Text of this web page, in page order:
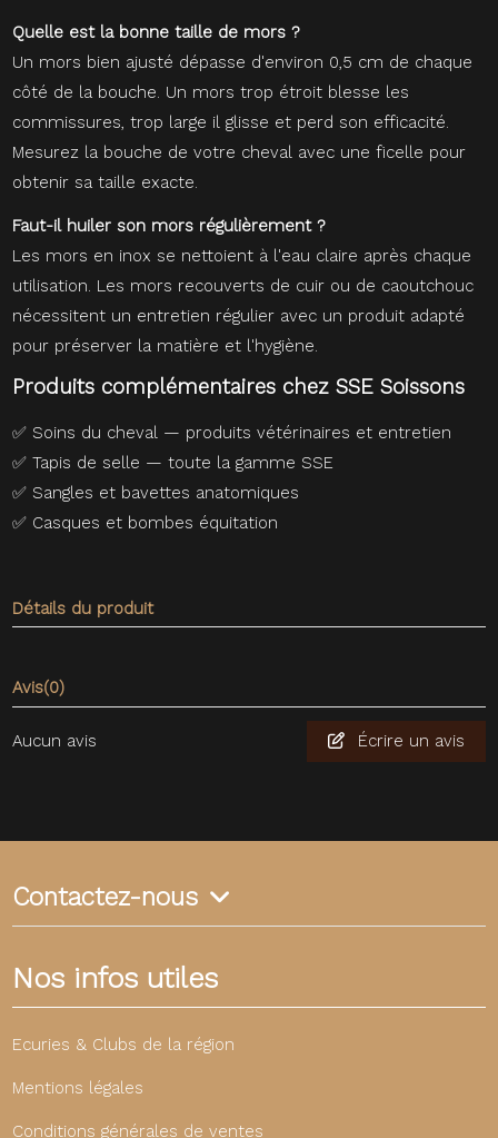
Quelle est la bonne taille de mors ?
Un mors bien ajusté dépasse d'environ 0,5 cm de chaque
côté de la bouche. Un mors trop étroit blesse les
commissures, trop large il glisse et perd son efficacité.
Mesurez la bouche de votre cheval avec une ficelle pour
obtenir sa taille exacte.
Faut-il huiler son mors régulièrement ?
Les mors en inox se nettoient à l'eau claire après chaque
utilisation. Les mors recouverts de cuir ou de caoutchouc
nécessitent un entretien régulier avec un produit adapté
pour préserver la matière et l'hygiène.
Produits complémentaires chez SSE Soissons
✅ Soins du cheval — produits vétérinaires et entretien
✅Tapis de selle — toute la gamme SSE
✅ Sangles et bavettes anatomiques
✅ Casques et bombes équitation
Détails du produit
Avis(0)
Aucun avis Écrire un avis
Contactez-nous
Nos infos utiles
Ecuries & Clubs de la région
Mentions légales
Conditions générales de ventes